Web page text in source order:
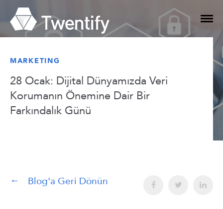
MARKETING
28 Ocak: Dijital Dünyamızda Veri
Korumanın Önemine Dair Bir
Farkındalık Günü
Blog'a Geri Dönün